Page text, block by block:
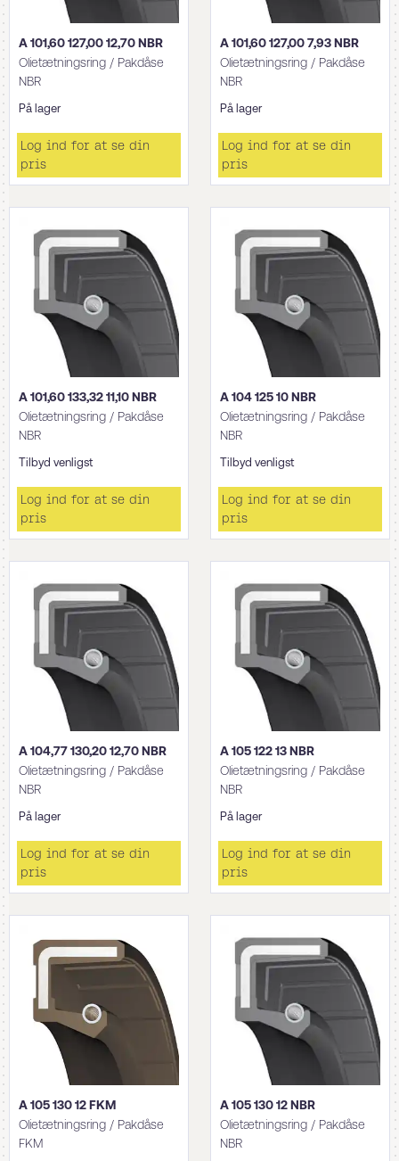
A 101,60 127,00 12,70 NBR
Olietætningsring / Pakdåse
NBR
På lager
Log ind for at se din
pris
A 101,60 127,00 7,93 NBR
Olietætningsring / Pakdåse
NBR
På lager
Log ind for at se din
pris
A 101,60 133,32 11,10 NBR
Olietætningsring / Pakdåse
NBR
Tilbyd venligst
Log ind for at se din
pris
A 104 125 10 NBR
Olietætningsring / Pakdåse
NBR
Tilbyd venligst
Log ind for at se din
pris
A 104,77 130,20 12,70 NBR
Olietætningsring / Pakdåse
NBR
På lager
Log ind for at se din
pris
A 105 122 13 NBR
Olietætningsring / Pakdåse
NBR
På lager
Log ind for at se din
pris
A 105 130 12 FKM
Olietætningsring / Pakdåse
FKM
A 105 130 12 NBR
Olietætningsring / Pakdåse
NBR